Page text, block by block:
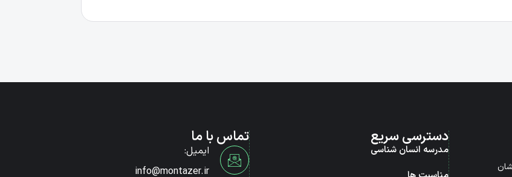
دسترسی سریع
مدرسه انسان شناسی
تماس با ما
ایمیل:
info@montazer.ir